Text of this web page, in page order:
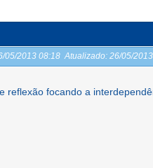
05/2013 08:18 Atualizado: 26/05/
reflexão focando a